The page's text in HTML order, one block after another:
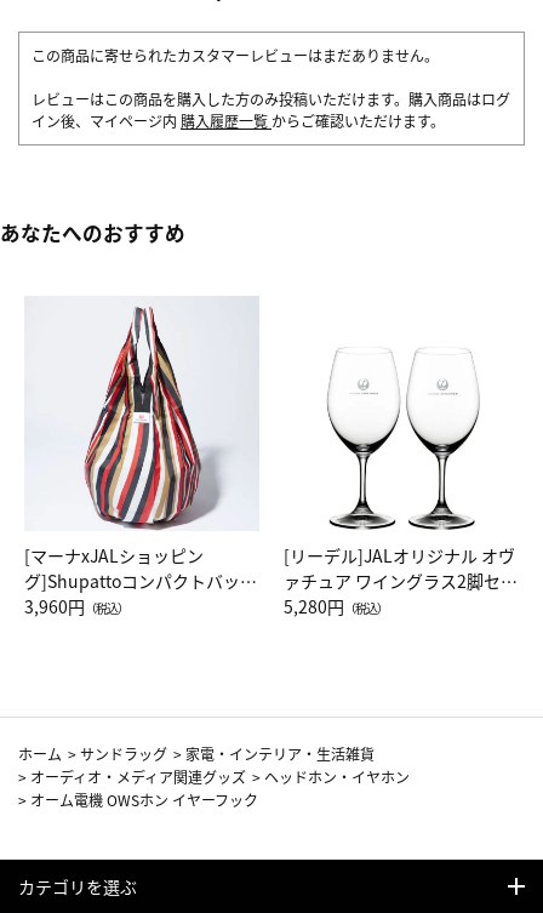
この商品に寄せられたカスタマーレビューはまだありません。
レビューはこの商品を購入した方のみ投稿いただけます。購入商品はログ
イン後、マイページ内 購入履歴一覧 からご確認いただけます。
あなたへのおすすめ
[マーナxJALショッピン
グ]Shupattoコンパクトバッグ
Drop JAL客室乗務員（LC）ス
3,960円 （税込）
[リーデル]JALオリジナル オヴ
ァチュア ワイングラス2脚セッ
ト（レッドワイン）
5,280円 （税込）
ホーム >サンドラッグ > 家電・インテリア・生活雑貨
> オーディオ・メディア関連グッズ > ヘッドホン・イヤホン
> オーム電機 OWSホン イヤーフック
カテゴリを選ぶ